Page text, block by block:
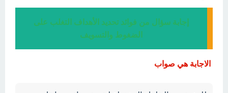
إجابة سؤال من فوائد تحديد الأهداف التغلب على
الضغوط والتسويف
الاجابة هي صواب